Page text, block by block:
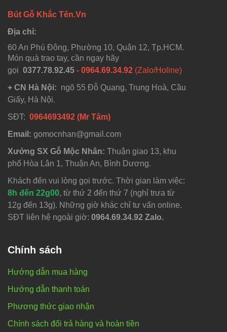
Bút Gỗ Khắc Tên.Vn
Địa chỉ:
60 An Phú Đông, Phường 10, Quận 12, Tp.HCM.
Món quà trao tay, cần ngay hãy
gọi 0377.78.92.45 - 0964.69.34.92 (Zalo/Holine)
+ CN Hà Nội: ngõ 55 Đỗ Quang, Trung Hoà, Cầu
Giấy, Hà Nội.
SĐT: 0964693492 (Mr Tâm)
Email: gomocnhan@gmail.com
Xưởng SX Gỗ Mộc Nhân: Thuận giao 13, khu
phố Hòa Lân 1, Thuận An, Bình Dương.
Khách đến vui lòng gọi trước. Thời gian làm việc:
8h đến 22g00, từ thứ 2 đến thứ 7 (nghỉ trưa từ
12g đến 13g). Những giờ khác chỉ tư vấn online.
SĐT liên hệ ngoài giờ: 0964.69.34.92 Zalo.
Chính sách
Hướng dẫn mua hàng
Hướng dẫn thanh toán
Phương thức giao nhận
Chính sách đổi trả hàng và hoàn tiền